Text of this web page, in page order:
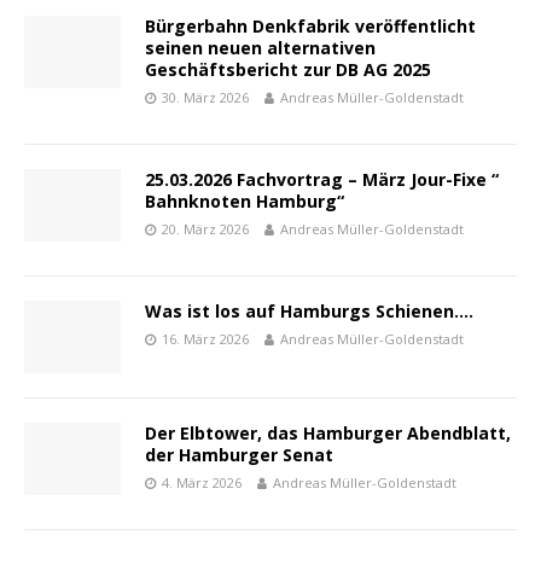
Bürgerbahn Denkfabrik veröffentlicht
seinen neuen alternativen
Geschäftsbericht zur DB AG 2025
30. März 2026 Andreas Müller-Goldenstadt
25.03.2026 Fachvortrag – März Jour-Fixe “
Bahnknoten Hamburg“
20. März 2026 Andreas Müller-Goldenstadt
Was ist los auf Hamburgs Schienen….
16. März 2026 Andreas Müller-Goldenstadt
Der Elbtower, das Hamburger Abendblatt,
der Hamburger Senat
4. März 2026 Andreas Müller-Goldenstadt